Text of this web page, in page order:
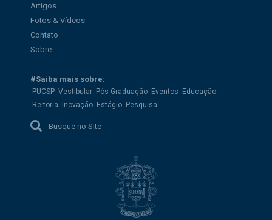
Artigos
Fotos & Vídeos
Contato
Sobre
#Saiba mais sobre:
PUCSP Vestibular Pós-Graduação Eventos Educação
Reitoria Inovação Estágio Pesquisa
Busque no Site